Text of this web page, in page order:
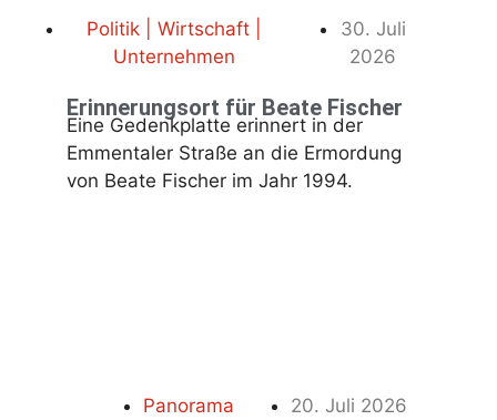
30. Juli
2026
Politik | Wirtschaft |
Unternehmen
Erinnerungsort für Beate Fischer
Eine Gedenkplatte erinnert in der
Emmentaler Straße an die Ermordung
von Beate Fischer im Jahr 1994.
20. Juli 2026
Panorama